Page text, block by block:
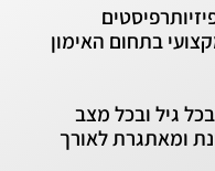
בתחום האימון
גיל ובכל מצב
ומאתגרת לאורך